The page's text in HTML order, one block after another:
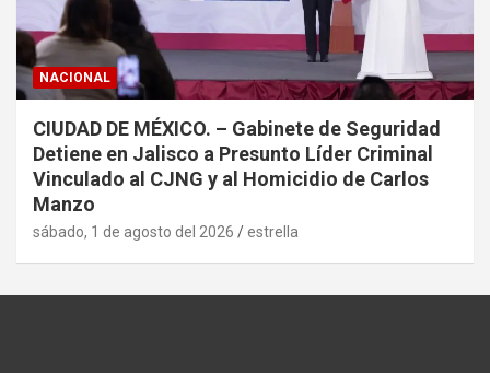
NACIONAL
CIUDAD DE MÉXICO. – Gabinete de Seguridad
Detiene en Jalisco a Presunto Líder Criminal
Vinculado al CJNG y al Homicidio de Carlos
Manzo
sábado, 1 de agosto del 2026 estrella